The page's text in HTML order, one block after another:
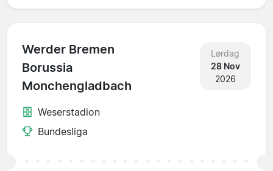
Werder Bremen
Borussia
Monchengladbach
Lørdag
28 Nov
2026
Weserstadion
Bundesliga